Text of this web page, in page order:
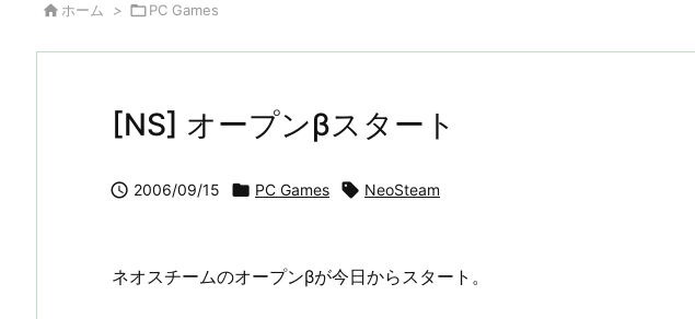
 ホーム > PC Games
[NS] オープンβスタート
 2006/09/15  PC Games  NeoSteam
ネオスチームのオープンβが今日からスタート。